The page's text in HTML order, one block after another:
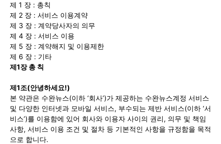
특집 기사 바로가기 :
사설/칼럼
시 문학 (문학산책)
지역 & 글로벌 뉴스
서울전역 인천지역 경기지역
강원지역
특집 기사 바로가기 :
사설/칼럼
시 문학 (문학산책)
지역 & 글로벌 뉴스
서울전역 인천지역 경기지역 강원지역
제 1 장 : 총칙
제 2 장 : 서비스 이용계약
제 3 장 : 계약당사자의 의무
제 4 장 : 서비스 이용
제 5 장 : 계약해지 및 이용제한
제 6 장 : 기타
제1장 총 칙
제1조(안녕하세요!)
본 약관은 수완뉴스(이하 ‘회사’)가 제공하는 수완뉴스계정 서비스
및 다양한 인터넷과 모바일 서비스, 부수되는 제반 서비스(이하 ‘서
비스’)를 이용함에 있어 회사와 이용자 사이의 권리, 의무 및 책임
사항, 서비스 이용 조건 및 절차 등 기본적인 사항을 규정함을 목적
으로 합니다.